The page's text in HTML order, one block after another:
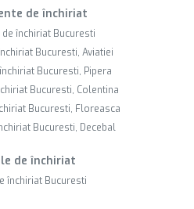
de închiriat
închiriat Bucuresti
Bucuresti, Aviatiei
Bucuresti, Pipera
Bucuresti, Colentina
Bucuresti, Floreasca
Bucuresti, Decebal
de închiriat
închiriat Bucuresti